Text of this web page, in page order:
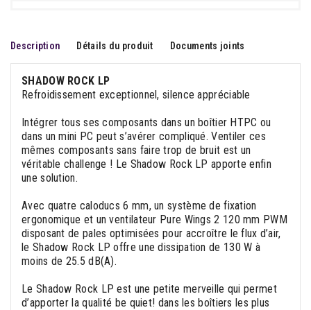
Description Détails du produit Documents joints
SHADOW ROCK LP
Refroidissement exceptionnel, silence appréciable
Intégrer tous ses composants dans un boîtier HTPC ou
dans un mini PC peut s’avérer compliqué. Ventiler ces
mêmes composants sans faire trop de bruit est un
véritable challenge ! Le Shadow Rock LP apporte enfin
une solution.
Avec quatre caloducs 6 mm, un système de fixation
ergonomique et un ventilateur Pure Wings 2 120 mm PWM
disposant de pales optimisées pour accroître le flux d’air,
le Shadow Rock LP offre une dissipation de 130 W à
moins de 25.5 dB(A).
Le Shadow Rock LP est une petite merveille qui permet
d’apporter la qualité be quiet! dans les boîtiers les plus